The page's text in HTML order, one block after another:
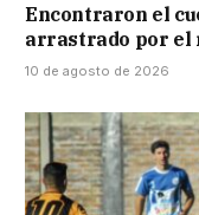
Encontraron el
arrastrado por el
10 de agosto de 2026